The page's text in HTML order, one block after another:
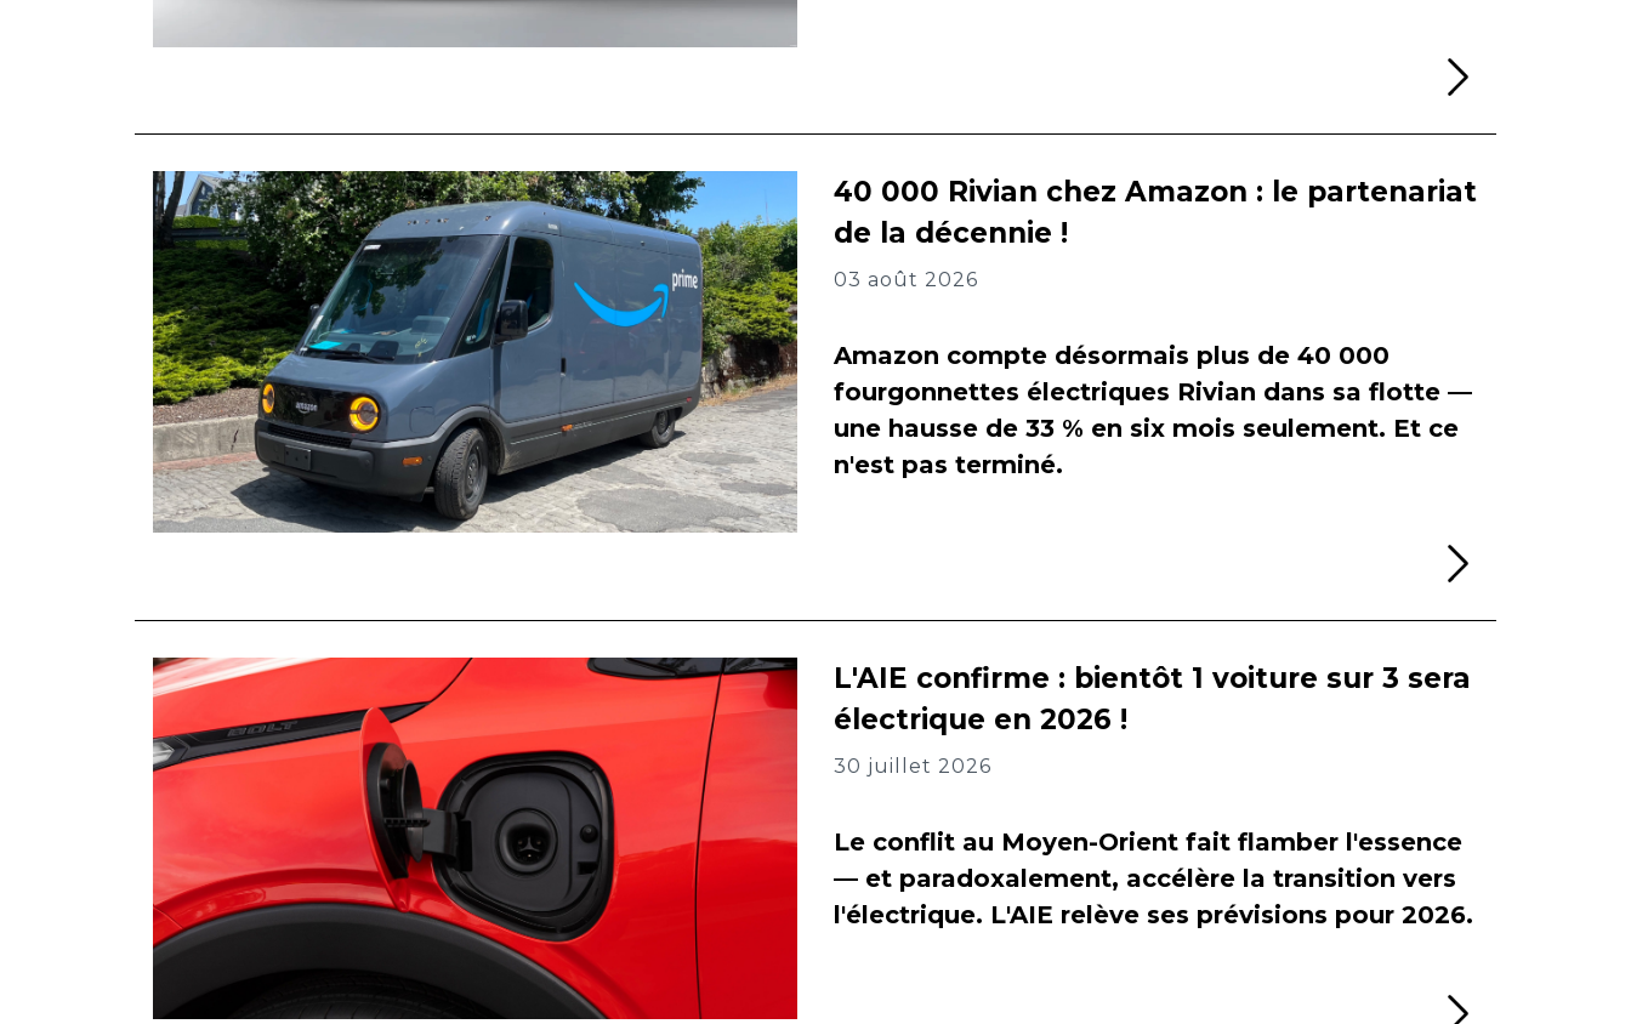
40 000 Rivian chez Amazon : le partenariat
de la décennie !
03 août 2026
Amazon compte désormais plus de 40 000
fourgonnettes électriques Rivian dans sa flotte —
une hausse de 33 % en six mois seulement. Et ce
n'est pas terminé.
L'AIE confirme : bientôt 1 voiture sur 3 sera
électrique en 2026 !
30 juillet 2026
Le conflit au Moyen-Orient fait flamber l'essence
— et paradoxalement, accélère la transition vers
l'électrique. L'AIE relève ses prévisions pour 2026.